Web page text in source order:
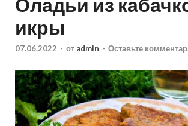
икры
07.06.2022 - от admin - Оставьте